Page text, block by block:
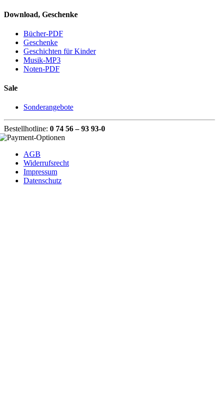
Download, Geschenke
Bücher-PDF
Geschenke
Geschichten für Kinder
Musik-MP3
Noten-PDF
Sale
Sonderangebote
Bestellhotline: 0 74 56 – 93 93-0
AGB
Widerrufsrecht
Impressum
Datenschutz